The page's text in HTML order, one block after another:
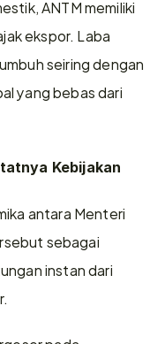
ANTM memiliki
ekspor. Laba
seiring dengan
yang bebas dari
Kebijakan
antara Menteri
sebagai
instan dari